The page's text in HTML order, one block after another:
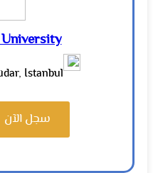
İstanbul
سجل الآن